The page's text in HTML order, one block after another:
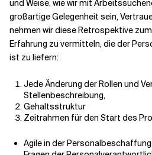
und Weise, wie wir mit
großartige Gelegenheit sein,
nehmen wir diese Retrospektive
Erfahrung zu vermitteln, die der
ist zu liefern:
Jede Änderung der Rollen und
Stellenbeschreibung,
Gehaltsstruktur
Zeitrahmen für den Start des
Agile in der